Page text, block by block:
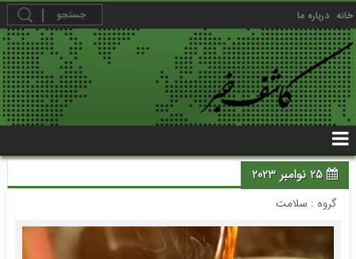
خانه درباره ما
25 نوامبر 2023
گروه : سلامت